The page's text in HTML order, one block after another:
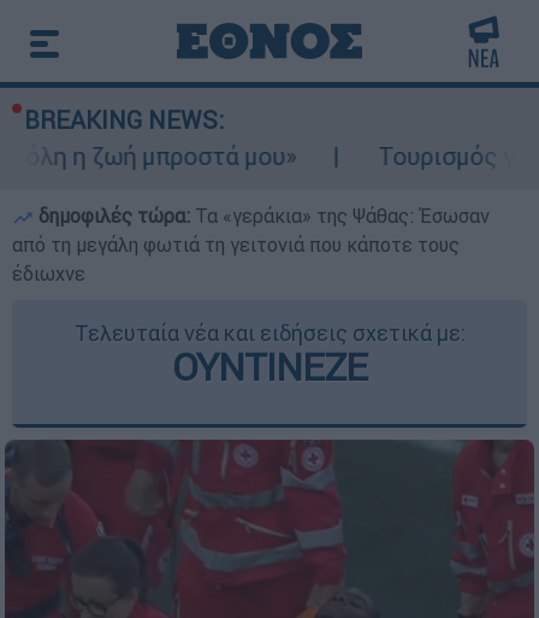
BREAKING NEWS:
μπροστά μου»
Τουρισμός για Ολους
δημοφιλές τώρα: Τα «γεράκια» της Ψάθας: Έσωσαν
από τη μεγάλη φωτιά τη γειτονιά που κάποτε τους
έδιωχνε
Τελευταία νέα και ειδήσεις σχετικά με:
ΟΥΝΤΙΝΕΖΕ